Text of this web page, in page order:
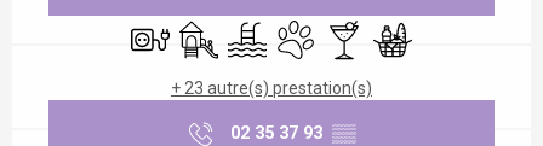
Branchements électriques
Jeux pour enfants / Espace jeux
PiscineAnimaux acceptés
Bar / BuvetteCommerce
+ 23 autre(s) prestation(s)
02 35 37 93 ▒▒